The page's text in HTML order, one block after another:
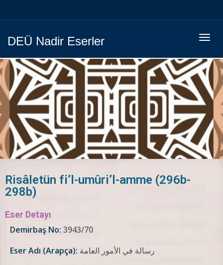
DEÜ Nadir Eserler
Risâletün fi’l-umûri’l-amme (296b-
298b)
Eser Detayı
Demirbaş No: 3943/70
Eser Adı (Arapça): رسالة في الأمور العامة